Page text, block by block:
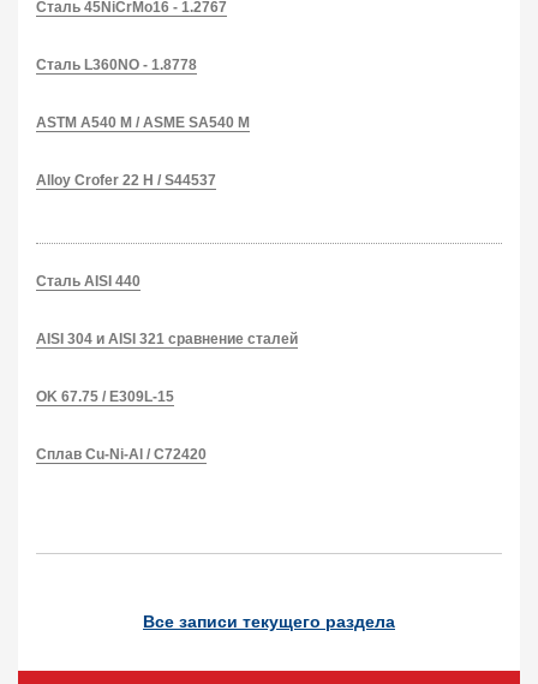
Сталь 45NiCrMo16 - 1.2767
Сталь L360NO - 1.8778
ASTM A540 M / ASME SA540 M
Alloy Crofer 22 H / S44537
Сталь AISI 440
AISI 304 и AISI 321 сравнение сталей
OK 67.75 / E309L-15
Сплав Cu-Ni-Al / С72420
Все записи текущего раздела